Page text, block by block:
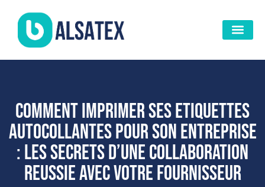
Comment imprimer ses etiquettes
autocollantes pour son entreprise
: Les secrets d’une collaboration
reussie avec votre fournisseur